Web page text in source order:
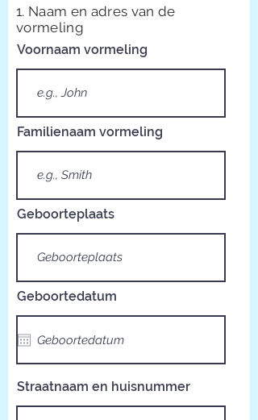
1. Naam en adres van de
vormeling
Voornaam vormeling
Familienaam vormeling
Geboorteplaats
Geboortedatum
Straatnaam en huisnummer